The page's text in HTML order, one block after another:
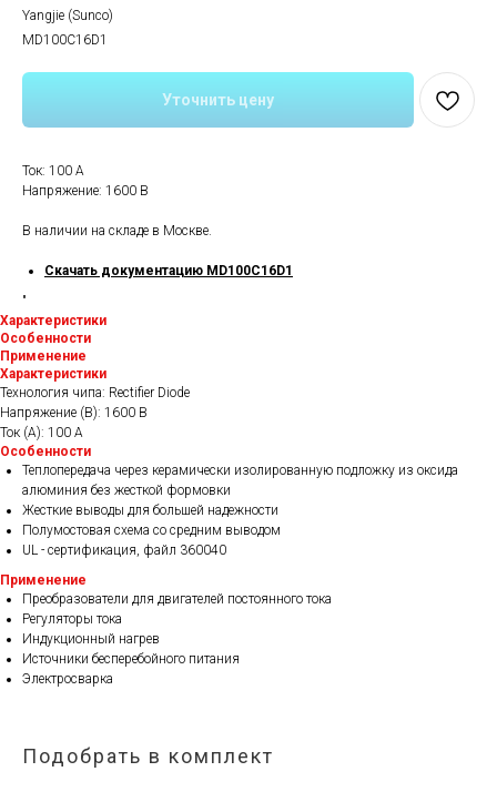
Yangjie (Sunco)
MD100C16D1
Уточнить цену
Ток: 100 А
Напряжение: 1600 В
В наличии на складе в Москве.
Скачать документацию MD100C16D1
"
Характеристики
Особенности
Применение
Характеристики
Технология чипа: Rectifier Diode
Напряжение (В): 1600 В
Ток (А): 100 А
Особенности
Теплопередача через керамически изолированную подложку из оксида
алюминия без жесткой формовки
Жесткие выводы для большей надежности
Полумостовая схема со средним выводом
UL - сертификация, файл 360040
Применение
Преобразователи для двигателей постоянного тока
Регуляторы тока
Индукционный нагрев
Источники бесперебойного питания
Электросварка
Подобрать в комплект